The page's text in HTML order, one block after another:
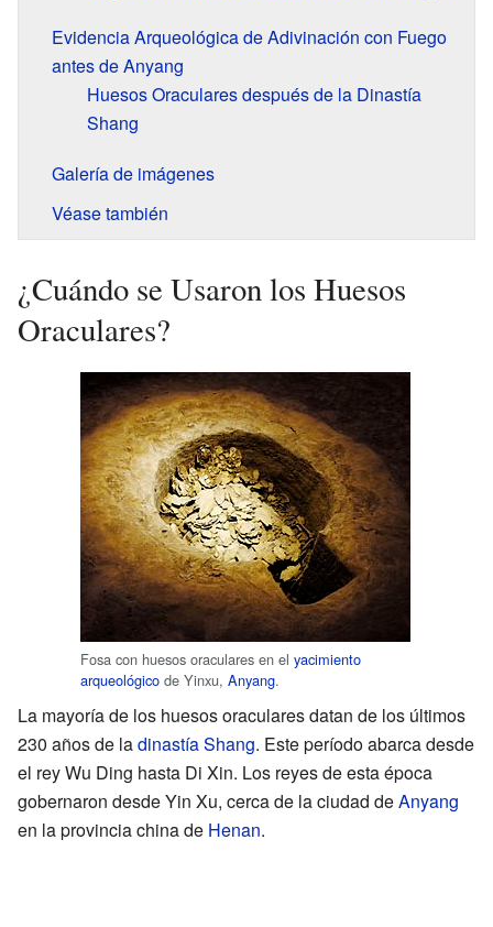
Evidencia Arqueológica de Adivinación con Fuego
antes de Anyang
Huesos Oraculares después de la Dinastía
Shang
Galería de imágenes
Véase también
¿Cuándo se Usaron los Huesos
Oraculares?
Fosa con huesos oraculares en el yacimiento
arqueológico de Yinxu, Anyang.
La mayoría de los huesos oraculares datan de los últimos
230 años de ladinastía Shang. Este período abarca desde
el rey Wu Ding hasta Di Xin. Los reyes de esta época
gobernaron desde Yin Xu, cerca de la ciudad deAnyang
en la provincia china de Henan.